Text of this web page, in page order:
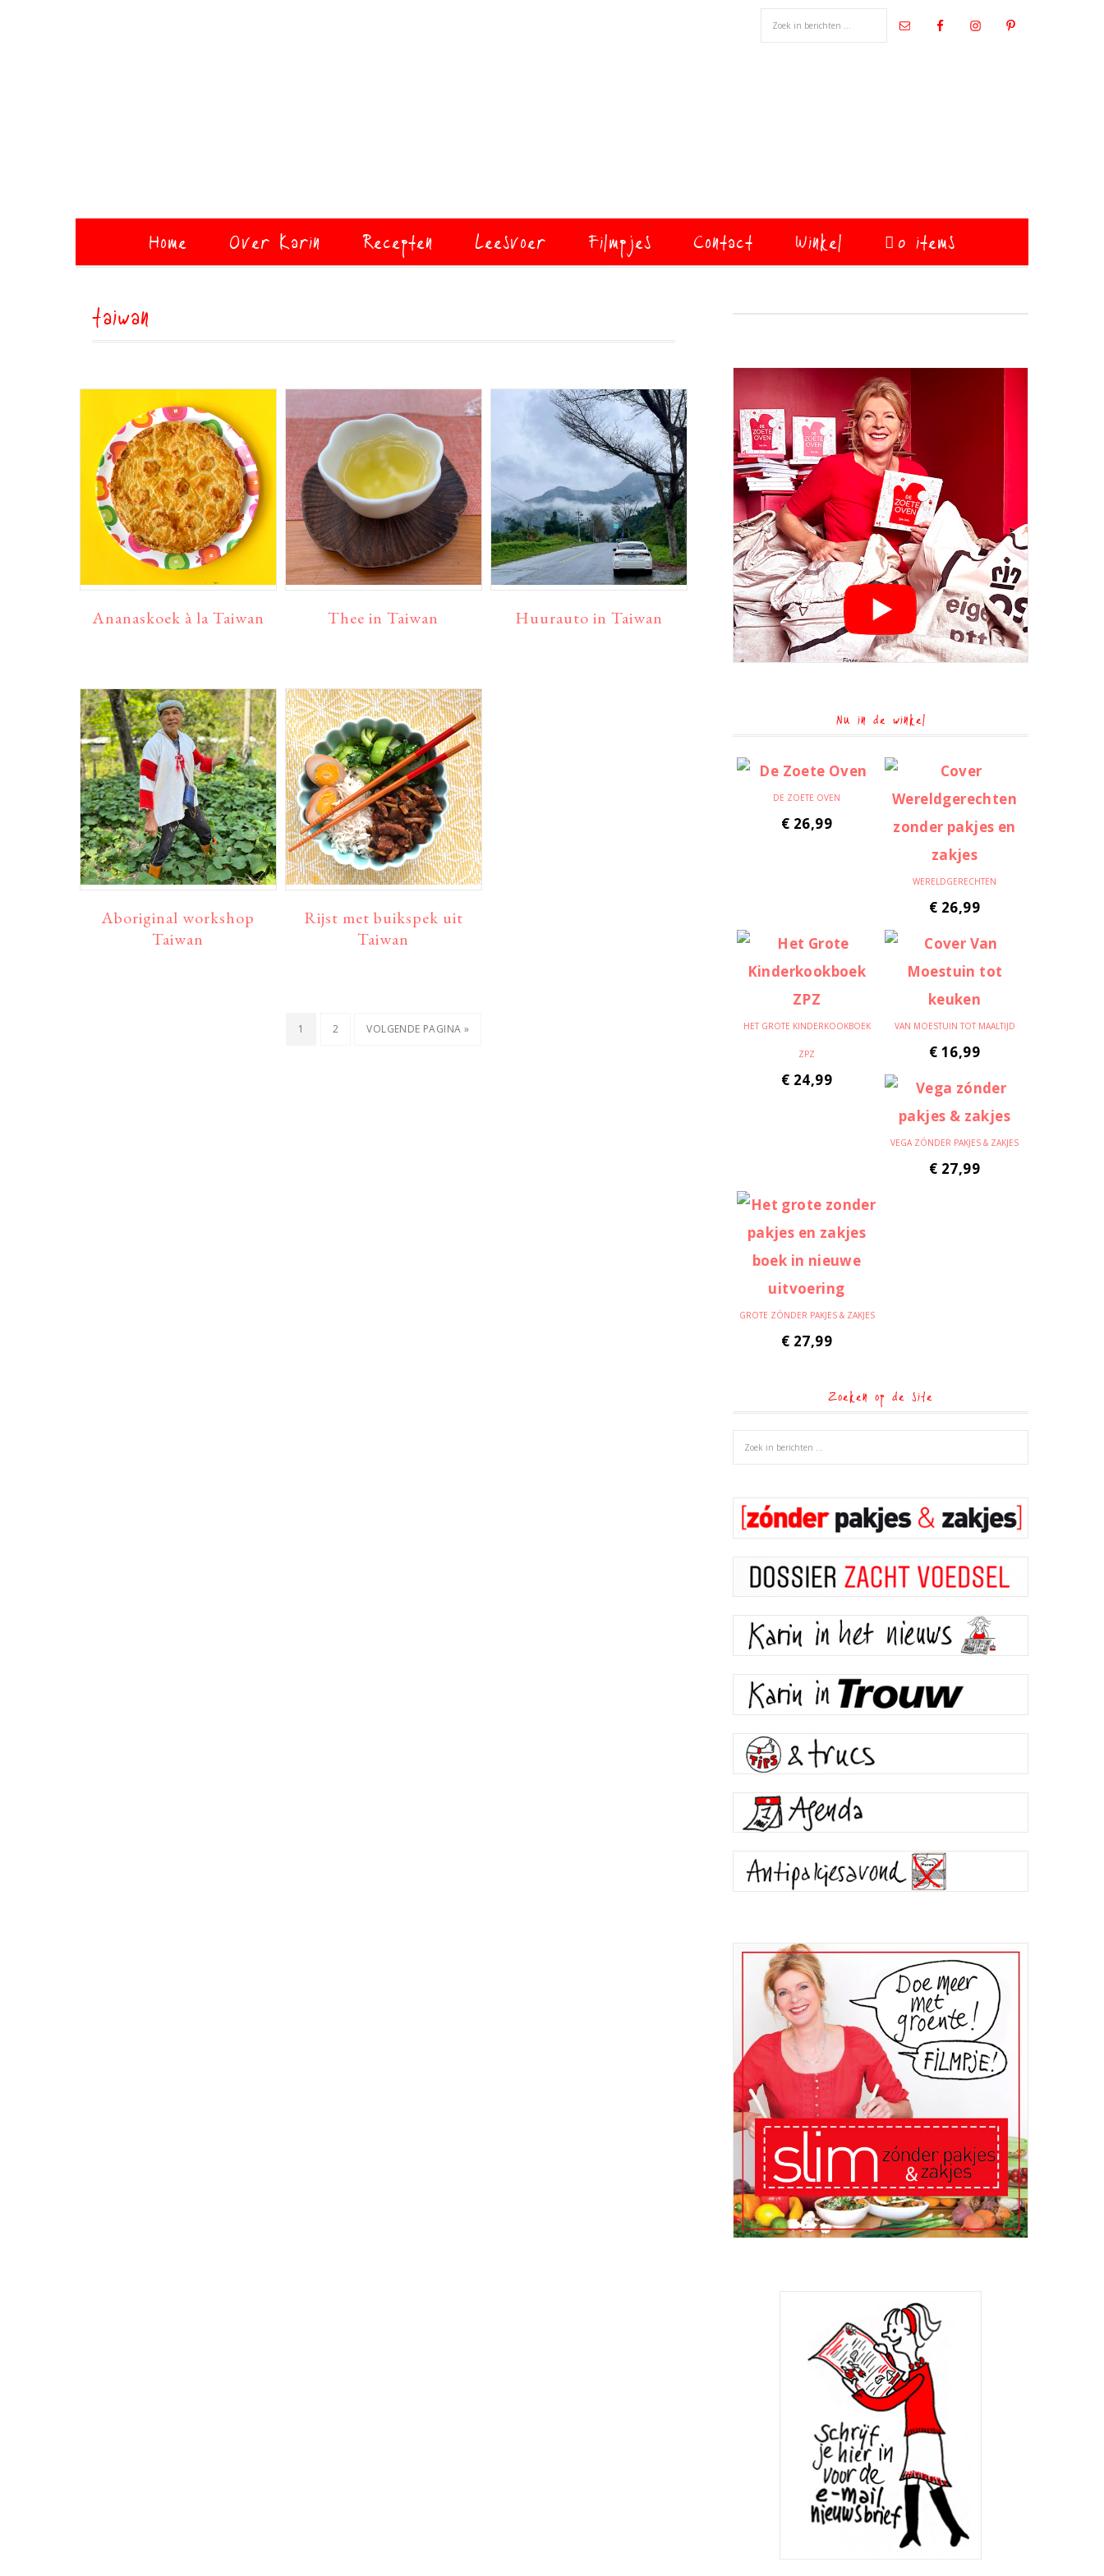
Home Over Karin Recepten Leesvoer Filmpjes Contact Winkel 0 items
taiwan
Ananaskoek à la Taiwan Thee in Taiwan Huurauto in Taiwan
Aboriginal workshop
Taiwan
Rijst met buikspek uit
Taiwan
PAGINA
1 PAGINA
2
GA
VOLGENDE PAGINA »
Nu in de winkel
DE ZOETE OVEN
€ 26,99
WERELDGERECHTEN
€ 26,99
HET GROTE KINDERKOOKBOEK
ZPZ
€ 24,99
VAN MOESTUIN TOT MAALTIJD
€ 16,99
VEGA ZÓNDER PAKJES & ZAKJES
€ 27,99
GROTE ZÓNDER PAKJES & ZAKJES
€ 27,99
Zoeken op de site